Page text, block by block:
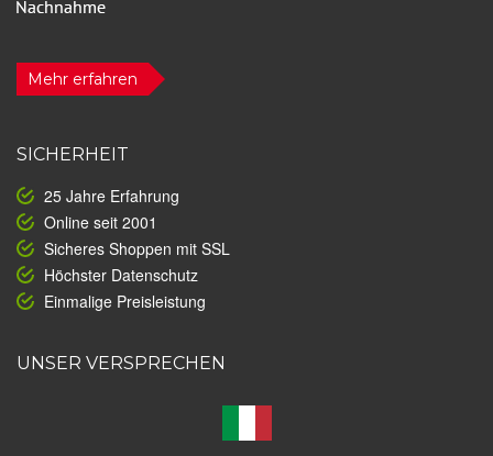
Mehr erfahren
SICHERHEIT
25 Jahre Erfahrung
Online seit 2001
Sicheres Shoppen mit SSL
Höchster Datenschutz
Einmalige Preisleistung
UNSER VERSPRECHEN